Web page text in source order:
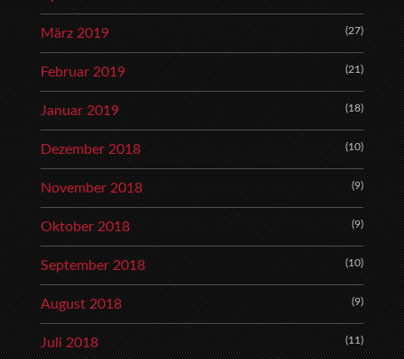
März 2019 (27)
Februar 2019 (21)
Januar 2019 (18)
Dezember 2018 (10)
November 2018 (9)
Oktober 2018 (9)
September 2018 (10)
August 2018 (9)
Juli 2018 (11)